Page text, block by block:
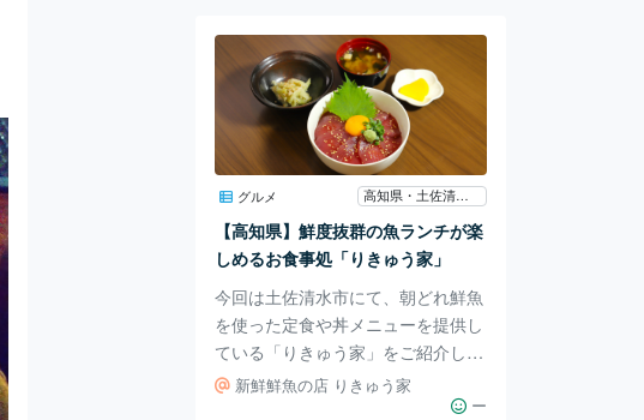
肉眼で見てほしいので敢えて写真を
撮りませんでした🙇🏻‍♀️⸒⸒ごめんなさ
い。 ⬆️私が気になった所、ポケモン
カードの自販機╰( ºωº)╮=͟͟͞͞◑ 時代の
流れにそってます‪‪👏🏻´-‬ 駐輪場に境
内・宿坊には、世界で活躍するアー
ティストSHETAさんが
グルメ 高知県・土佐清水市
【高知県】鮮度抜群の魚ランチが楽
しめるお食事処「りきゅう家」
今回は土佐清水市にて、朝どれ鮮魚
を使った定食や丼メニューを提供し
ている「りきゅう家」をご紹介しま
す！ 目的地は高知市から車で約2時
間半。 駐車場は店舗から少し離れ
新鮮鮮魚の店 りきゅう家
ー